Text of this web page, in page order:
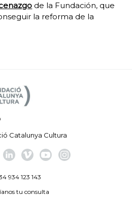
de la Fundación, que
la reforma de la
Catalunya Cultura
934 123 143
tu consulta